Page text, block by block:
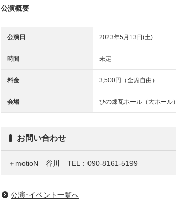
公演概要
公演日 2023年5月13日(土)
時間 未定
料金 3,500円（全席自由）
会場 ひの煉瓦ホール（大ホール）
お問い合わせ
＋motioN 谷川 TEL：090-8161-5199
公演･イベント一覧へ